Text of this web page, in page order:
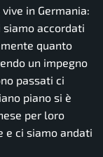
in Germania:
accordati
quanto
un impegno
passati ci
piano si è
per loro
e ci siamo andati